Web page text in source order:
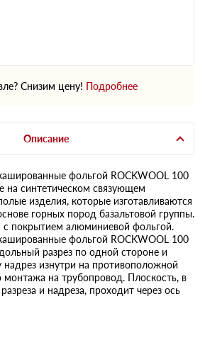
Снизим цену! Подробнее
Описание
фольгой ROCKWOOL 100
на синтетическом связующем
изделия, которые изготавливаются
горных пород базальтовой группы.
с покрытием алюминиевой фольгой.
фольгой ROCKWOOL 100
разрез по одной стороне и
изнутри на противоположной
монтажа на трубопровод. Плоскость, в
и надреза, проходит через ось